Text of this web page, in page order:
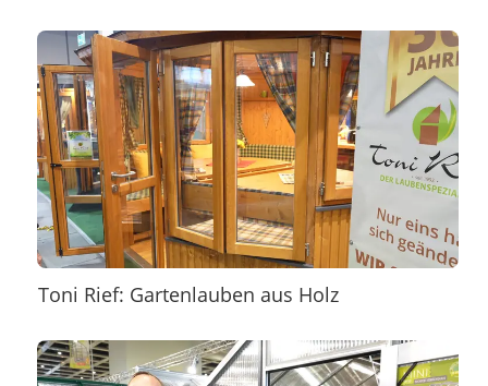
Toni Rief: Gartenlauben aus Holz